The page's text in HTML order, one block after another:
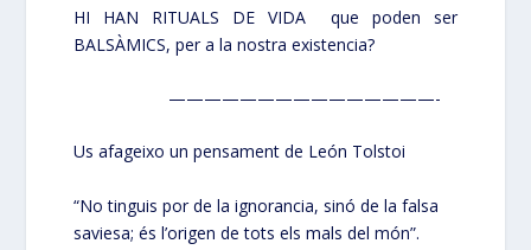
HI HAN RITUALS DE VIDA que poden ser
BALSÀMICS, per a la nostra existencia?
———————————————-
Us afageixo un pensament de León Tolstoi
“No tinguis por de la ignorancia, sinó de la falsa
saviesa; és l’origen de tots els mals del món”.